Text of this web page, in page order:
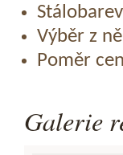
Výběr z
Poměr
Galerie